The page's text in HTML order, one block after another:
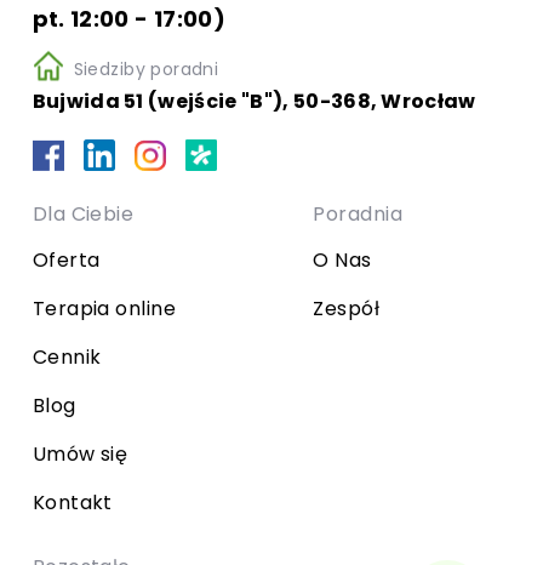
pt. 12:00 - 17:00)
Siedziby poradni
Bujwida 51 (wejście "B"), 50-368, Wrocław
Dla Ciebie
Oferta
Terapia online
Cennik
Blog
Umów się
Kontakt
Poradnia
O Nas
Zespół